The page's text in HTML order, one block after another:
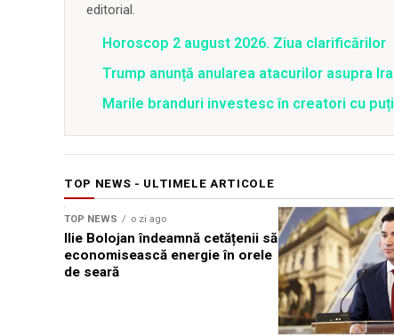
editorial.
Horoscop 2 august 2026. Ziua clarificărilor
Trump anunță anularea atacurilor asupra
Marile branduri investesc în creatori cu
TOP NEWS - ULTIMELE ARTICOLE
TOP NEWS o zi ago
Ilie Bolojan îndeamnă cetățenii să
economisească energie în orele
de seară